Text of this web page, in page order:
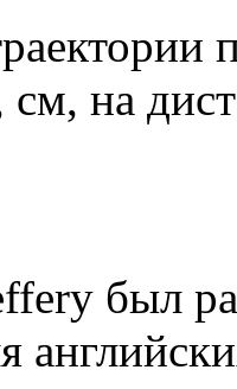
см, на
был